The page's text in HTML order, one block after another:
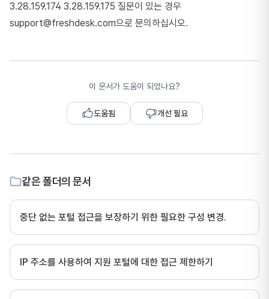
3.28.159.174 3.28.159.175 질문이 있는 경우
support@freshdesk.com으로 문의하십시오.
이 문서가 도움이 되었나요?
도움됨 개선 필요
같은 폴더의 문서
중단 없는 포털 접근을 보장하기 위한 필요한 구성 변경.
IP 주소를 사용하여 지원 포털에 대한 접근 제한하기